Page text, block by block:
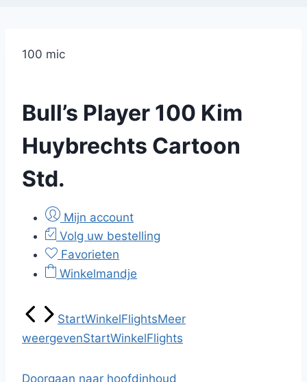
100 mic
Bull’s Player 100 Kim
Huybrechts Cartoon
Std.
Mijn account
Volg uw bestelling
Favorieten
Winkelmandje
StartWinkelFlightsMeer
weergevenStartWinkelFlights
Doorgaan naar hoofdinhoud